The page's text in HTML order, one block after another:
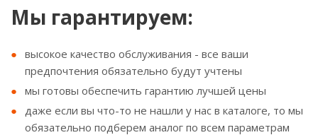
Мы гарантируем:
высокое качество обслуживания - все ваши
предпочтения обязательно будут учтены
мы готовы обеспечить гарантию лучшей цены
даже если вы что-то не нашли у нас в каталоге, то мы
обязательно подберем аналог по всем параметрам